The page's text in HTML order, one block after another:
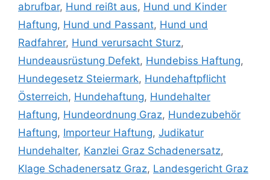
abrufbar, Hund reißt aus, Hund und Kinder
Haftung, Hund und Passant, Hund und
Radfahrer, Hund verursacht Sturz,
Hundeausrüstung Defekt, Hundebiss Haftung,
Hundegesetz Steiermark, Hundehaftpflicht
Österreich, Hundehaftung, Hundehalter
Haftung, Hundeordnung Graz, Hundezubehör
Haftung, Importeur Haftung, Judikatur
Hundehalter, Kanzlei Graz Schadenersatz,
Klage Schadenersatz Graz, Landesgericht Graz